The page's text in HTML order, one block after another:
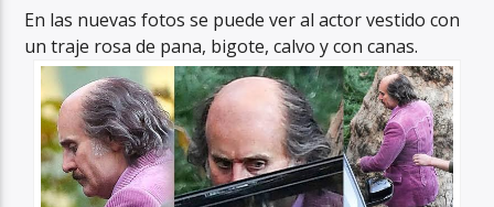
En las nuevas fotos se puede ver al actor vestido con
un traje rosa de pana, bigote, calvo y con canas.